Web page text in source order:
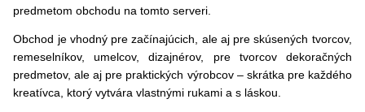
predmetom obchodu na tomto serveri.
Obchod je vhodný pre začínajúcich, ale aj pre skúsených tvorcov,
remeselníkov, umelcov, dizajnérov, pre tvorcov dekoračných
predmetov, ale aj pre praktických výrobcov – skrátka pre každého
kreatívca, ktorý vytvára vlastnými rukami a s láskou.